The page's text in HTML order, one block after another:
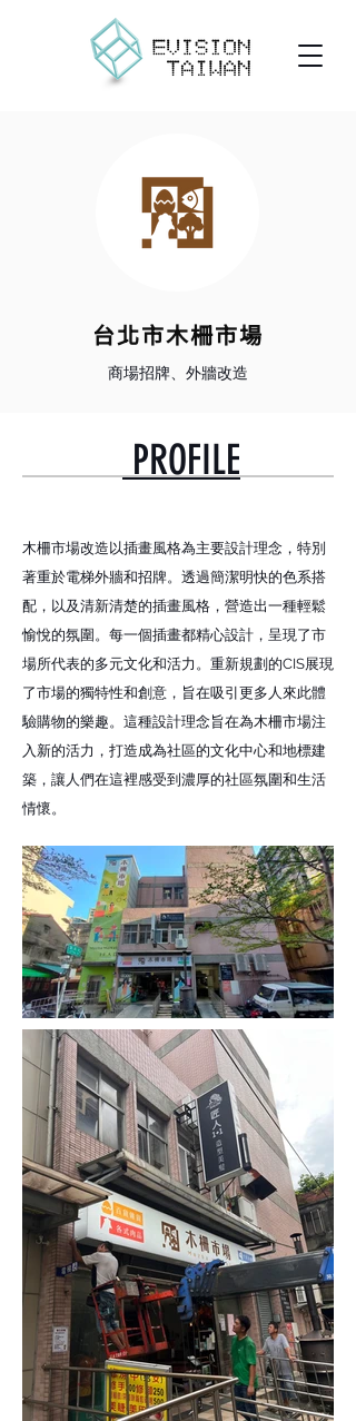
台北市木柵市場
​商場招牌、外牆改造
PROFILE
木柵市場改造以插畫風格為主要設計理念，特別
著重於電梯外牆和招牌。透過簡潔明快的色系搭
配，以及清新清楚的插畫風格，營造出一種輕鬆
愉悅的氛圍。每一個插畫都精心設計，呈現了市
場所代表的多元文化和活力。重新規劃的CIS展現
了市場的獨特性和創意，旨在吸引更多人來此體
驗購物的樂趣。這種設計理念旨在為木柵市場注
入新的活力，打造成為社區的文化中心和地標建
築，讓人們在這裡感受到濃厚的社區氛圍和生活
情懷。